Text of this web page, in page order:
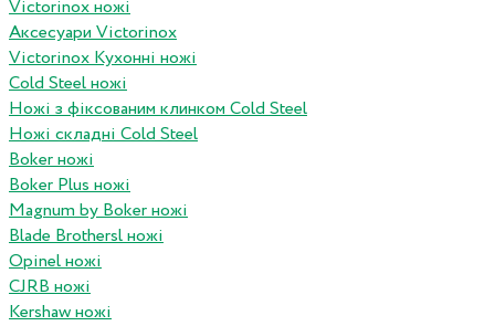
Victorinox ножі
Аксесуари Victorinox
Victorinox Кухонні ножі
Cold Steel ножі
Ножі з фіксованим клинком Cold Steel
Ножі складні Cold Steel
Boker ножі
Boker Plus ножі
Magnum by Boker ножі
Blade Brothersl ножі
Opinel ножі
CJRB ножі
Kershaw ножі